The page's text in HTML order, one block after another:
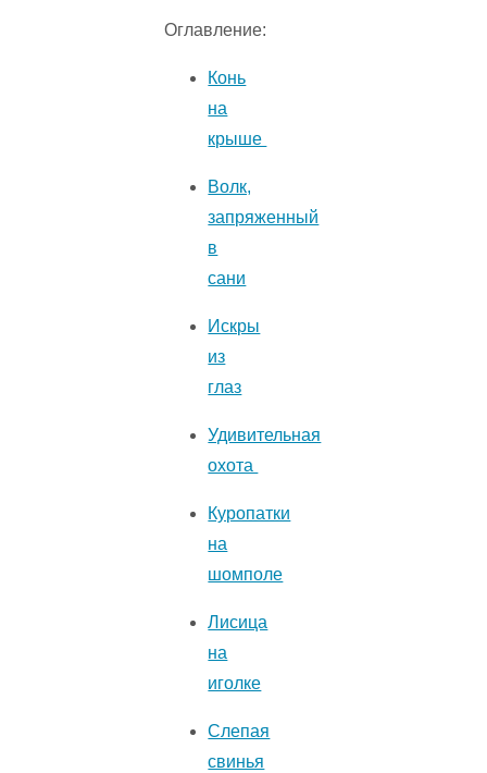
Оглавление:
Конь
на
крыше
Волк,
запряженный
в
сани
Искры
из
глаз
Удивительная
охота
Куропатки
на
шомполе
Лисица
на
иголке
Слепая
свинья